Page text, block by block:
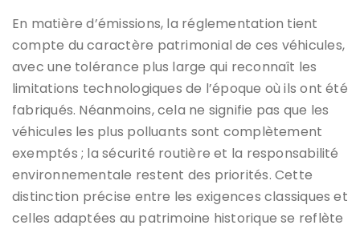
En matière d’émissions, la réglementation tient
compte du caractère patrimonial de ces véhicules,
avec une tolérance plus large qui reconnaît les
limitations technologiques de l’époque où ils ont été
fabriqués. Néanmoins, cela ne signifie pas que les
véhicules les plus polluants sont complètement
exemptés ; la sécurité routière et la responsabilité
environnementale restent des priorités. Cette
distinction précise entre les exigences classiques et
celles adaptées au patrimoine historique se reflète